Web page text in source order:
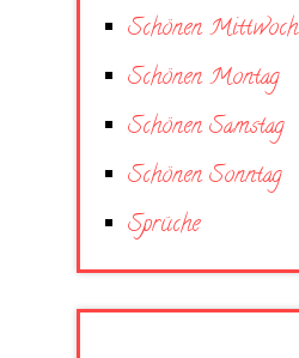
Schönen Mittwoch
Schönen Montag
Schönen Samstag
Schönen Sonntag
Sprüche